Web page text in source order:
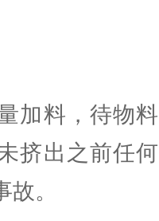
料，待物料
挤出之前任
。